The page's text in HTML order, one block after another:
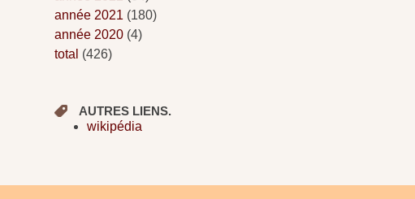
année 2021 (180)
année 2020 (4)
total (426)
AUTRES LIENS.
wikipédia